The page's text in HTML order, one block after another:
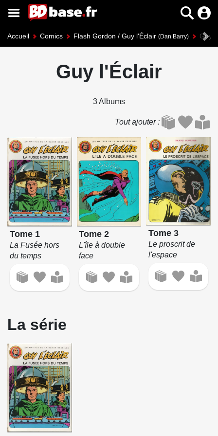
Accueil Comics Flash Gordon / Guy l'Éclair (Dan Barry) Guy
Guy l'Éclair
3 Albums
Tout ajouter
Tome 1
La Fusée hors
du temps
Tome 2
L'île à double
face
Tome 3
Le proscrit de
l'espace
La série